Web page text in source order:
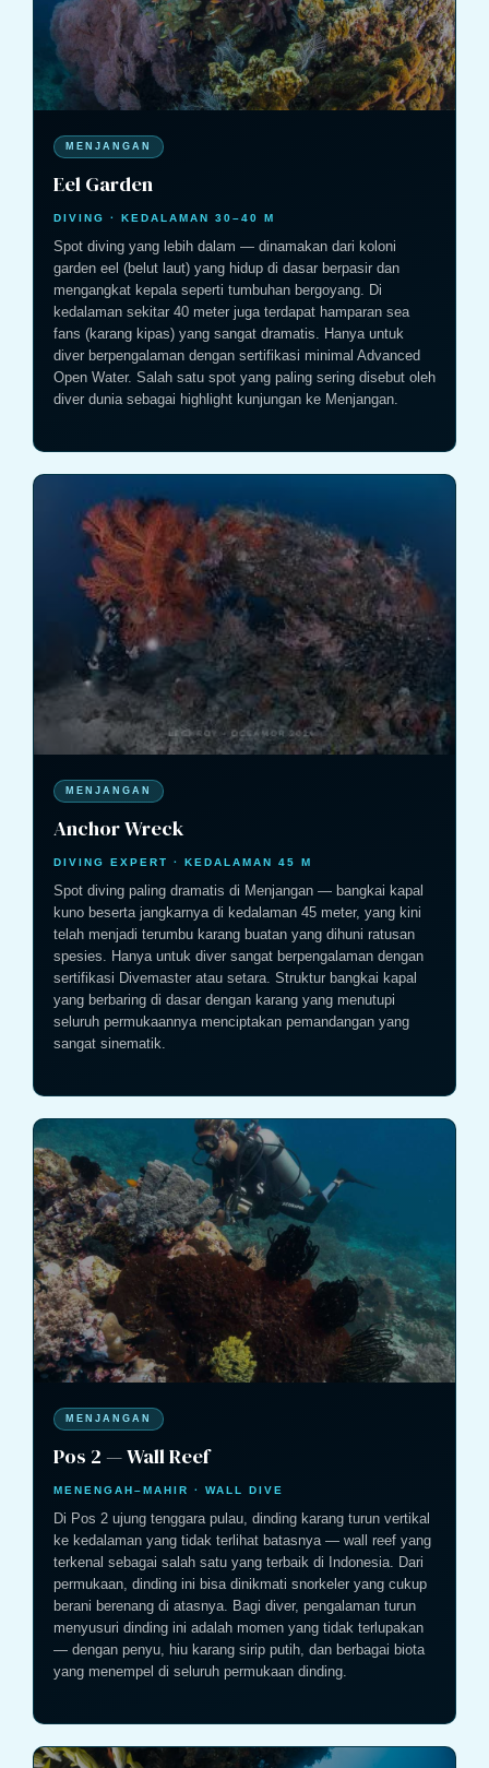
MENJANGAN
Eel Garden
DIVING · KEDALAMAN 30–40 M
Spot diving yang lebih dalam — dinamakan dari koloni
garden eel (belut laut) yang hidup di dasar berpasir dan
mengangkat kepala seperti tumbuhan bergoyang. Di
kedalaman sekitar 40 meter juga terdapat hamparan sea
fans (karang kipas) yang sangat dramatis. Hanya untuk
diver berpengalaman dengan sertifikasi minimal Advanced
Open Water. Salah satu spot yang paling sering disebut oleh
diver dunia sebagai highlight kunjungan ke Menjangan.
MENJANGAN
Anchor Wreck
DIVING EXPERT · KEDALAMAN 45 M
Spot diving paling dramatis di Menjangan — bangkai kapal
kuno beserta jangkarnya di kedalaman 45 meter, yang kini
telah menjadi terumbu karang buatan yang dihuni ratusan
spesies. Hanya untuk diver sangat berpengalaman dengan
sertifikasi Divemaster atau setara. Struktur bangkai kapal
yang berbaring di dasar dengan karang yang menutupi
seluruh permukaannya menciptakan pemandangan yang
sangat sinematik.
MENJANGAN
Pos 2 — Wall Reef
MENENGAH–MAHIR · WALL DIVE
Di Pos 2 ujung tenggara pulau, dinding karang turun vertikal
ke kedalaman yang tidak terlihat batasnya — wall reef yang
terkenal sebagai salah satu yang terbaik di Indonesia. Dari
permukaan, dinding ini bisa dinikmati snorkeler yang cukup
berani berenang di atasnya. Bagi diver, pengalaman turun
menyusuri dinding ini adalah momen yang tidak terlupakan
— dengan penyu, hiu karang sirip putih, dan berbagai biota
yang menempel di seluruh permukaan dinding.